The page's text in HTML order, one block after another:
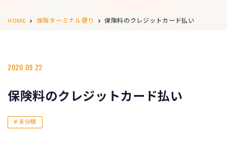
取扱保険会社 Insurance Companies
店舗情報
0120-11-2287
HOME 保険ターミナル便り 保険料のクレジットカード払い
2020.09.22
保険料のクレジットカード払い
未分類